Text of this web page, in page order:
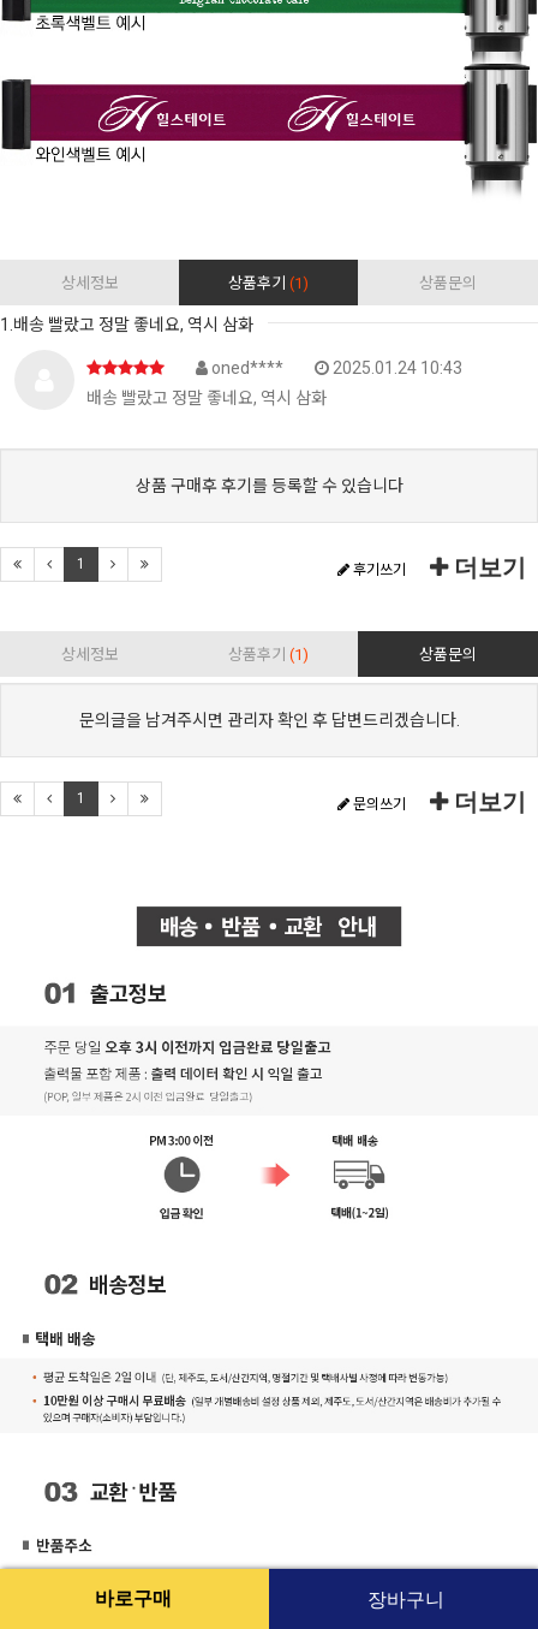
상세정보 상품후기 (1) 상품문의
1.배송 빨랐고 정말 좋네요, 역시 삼화
oned****
2025.01.24 10:43
배송 빨랐고 정말 좋네요, 역시 삼화
상품 구매후 후기를 등록할 수 있습니다
1 후기쓰기 더보기
상세정보 상품후기 (1) 상품문의
문의글을 남겨주시면 관리자 확인 후 답변드리겠습니다.
1 문의쓰기 더보기